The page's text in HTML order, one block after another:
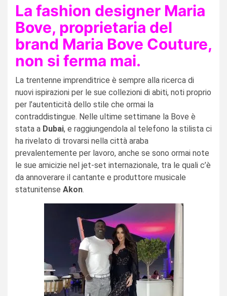
La fashion designer Maria
Bove, proprietaria del
brand Maria Bove Couture,
non si ferma mai.
La trentenne imprenditrice è sempre alla ricerca di
nuovi ispirazioni per le sue collezioni di abiti, noti proprio
per l’autenticità dello stile che ormai la
contraddistingue. Nelle ultime settimane la Bove è
stata a Dubai, e raggiungendola al telefono la stilista ci
ha rivelato di trovarsi nella città araba
prevalentemente per lavoro, anche se sono ormai note
le sue amicizie nel jet-set internazionale, tra le quali c’è
da annoverare il cantante e produttore musicale
statunitense Akon.